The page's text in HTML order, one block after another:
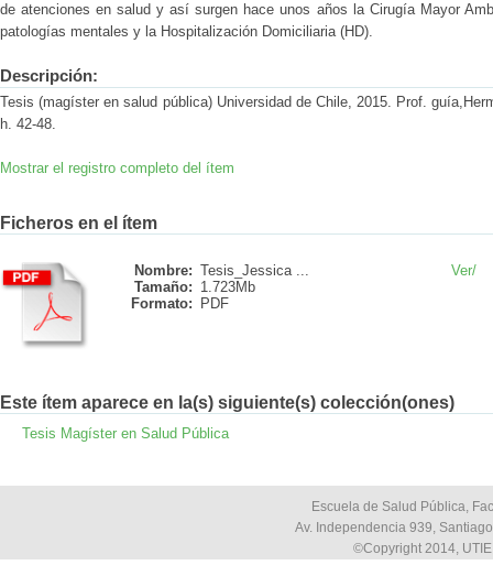
de atenciones en salud y así surgen hace unos años la Cirugía Mayor
patologías mentales y la Hospitalización Domiciliaria (HD).
Descripción:
Tesis (magíster en salud pública) Universidad de Chile, 2015. Prof.
h. 42-48.
Mostrar el registro completo del ítem
Ficheros en el ítem
Nombre: Tesis_Jessica ...
Tamaño: 1.723Mb
Formato:
PDF
Ver/
Este ítem aparece en la(s) siguiente(s) colección(ones)
Tesis Magíster en Salud Pública
Escuela de Salud Pública,
Av. Independencia 939,
©Copyright 2014,